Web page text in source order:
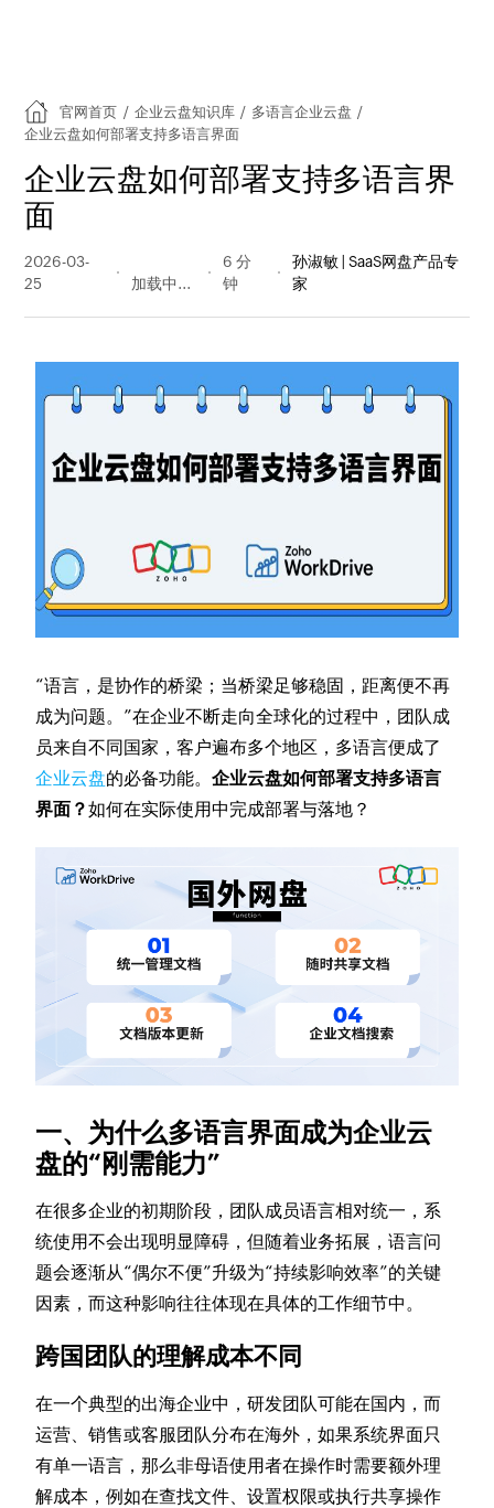
官网首页 / 企业云盘知识库 / 多语言企业云盘 /
企业云盘如何部署支持多语言界面
企业云盘如何部署支持多语言界
面
2026-03-
25
量
6 分
钟
孙淑敏 | SaaS网盘产品专
家
“语言，是协作的桥梁；当桥梁足够稳固，距离便不再
成为问题。”在企业不断走向全球化的过程中，团队成
员来自不同国家，客户遍布多个地区，多语言便成了
企业云盘的必备功能。企业云盘如何部署支持多语言
界面？如何在实际使用中完成部署与落地？
一、为什么多语言界面成为企业云
盘的“刚需能力”
在很多企业的初期阶段，团队成员语言相对统一，系
统使用不会出现明显障碍，但随着业务拓展，语言问
题会逐渐从“偶尔不便”升级为“持续影响效率”的关键
因素，而这种影响往往体现在具体的工作细节中。
跨国团队的理解成本不同
在一个典型的出海企业中，研发团队可能在国内，而
运营、销售或客服团队分布在海外，如果系统界面只
有单一语言，那么非母语使用者在操作时需要额外理
解成本，例如在查找文件、设置权限或执行共享操作